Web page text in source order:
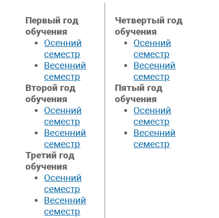
Первый год
обучения
Осенний
семестр
Весенний
семестр
Второй год
обучения
Осенний
семестр
Весенний
семестр
Третий год
обучения
Осенний
семестр
Весенний
семестр
Четвертый год
обучения
Осенний
семестр
Весенний
семестр
Пятый год
обучения
Осенний
семестр
Весенний
семестр